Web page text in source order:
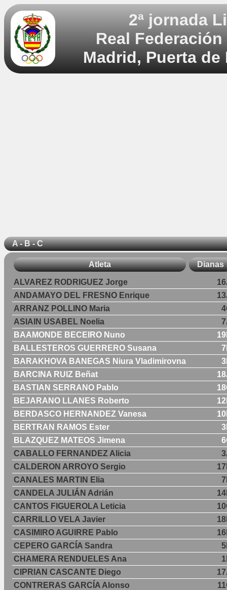
2ª jornada
Real
Madrid, Puerta de
A - B - C
Atleta Dianas
ALVAREZ RODRIGUEZ Jorge
ANDAMAYO DEL FRESNO Enrique
ARRANZ POLLINO Maria
ASIAIN USABEL Noelia
BAAMONDE BECEIRO Nuno
BALLESTEROS GUERRERO Susana
BARAKHOVA BANEGAS Niura Vladimirovna
BARCINA RUIZ Beñat
BASTIAN SERRANO Pablo
BEJARANO LLANES Roberto
BERDASCO HERNANDEZ Vanesa
BERTRAN RAMOS Ester
BLAZQUEZ MATEOS Jimena
CABALLO FERNANDEZ Alicia
CALDERON ARROYO Sergio
CANALES MARTIN Elia
CANDELA JULIÁN Adrián
CANTOS FIGUEROLA Leticia
CARRILLO VELA Javier
CASIMIRO AGUIRRE Pablo
CEPERO GARCÍA Sandra
CHAMERA RENDUELES Ana
CIPRIAN CASCANTE Diego
CONTRERAS GARCÍA Alonso